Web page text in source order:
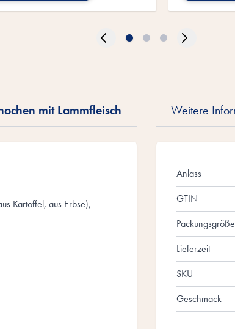
mit Lammfleisch
Kartoffel, aus Erbse),
Weitere
Anlass
GTIN
Packungsgröße
Lieferzeit
SKU
Geschmack